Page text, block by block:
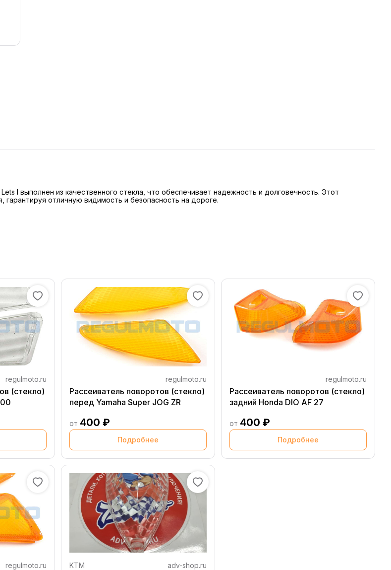
I выполнен из качественного стекла, что обеспечивает надежность и долговечность. Этот
отличную видимость и безопасность на дороге.
regulmoto.ru
(стекло)
regulmoto.ru
Рассеиватель поворотов (стекло)
перед Yamaha Super JOG ZR
от 400 ₽
Подробнее
regulmoto.ru
Рассеиватель поворотов (стекло)
задний Honda DIO AF 27
от 400 ₽
Подробнее
regulmoto.ru KTM adv-shop.ru